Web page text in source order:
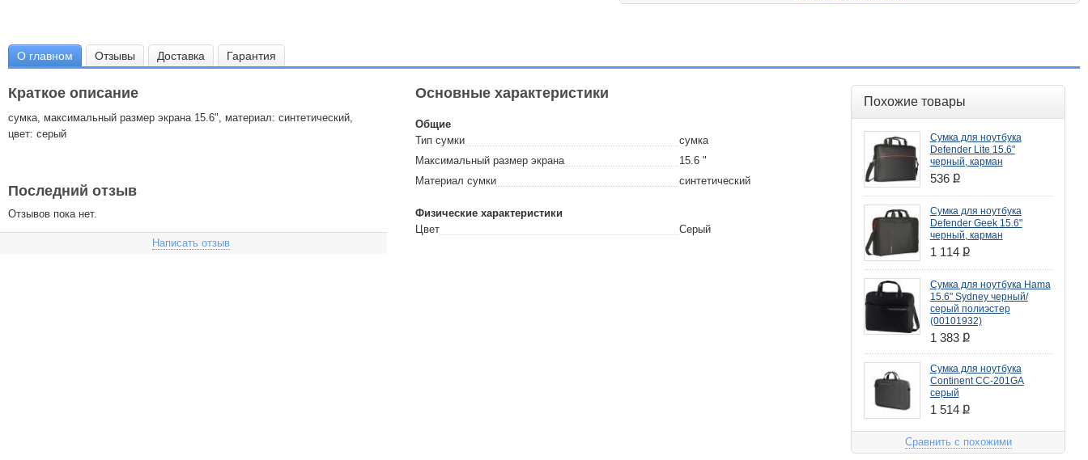
О главном Отзывы Доставка Гарантия
Краткое описание
сумка, максимальный размер экрана 15.6", материал: синтетический,
цвет: серый
Последний отзыв
Отзывов пока нет.
Написать отзыв
Основные характеристики
Общие
Тип сумки
сумка
Максимальный размер экрана
15.6 "
Материал сумки
синтетический
Физические характеристики
Цвет
Серый
Похожие товары
Сумка для ноутбука
Defender Lite 15.6"
черный, карман
536 ք
Сумка для ноутбука
Defender Geek 15.6"
черный, карман
1 114 ք
Сумка для ноутбука Hama
15.6" Sydney черный/
серый полиэстер
(00101932)
1 383 ք
Сумка для ноутбука
Continent CC-201GA
серый
1 514 ք
Сравнить с похожими